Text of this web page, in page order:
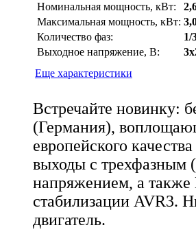
Номинальная мощность, кВт:
Максимальная мощность, кВт:
Количество фаз:
1/
Выходное напряжение, В:
Еще характеристики
Встречайте новинку:
(Германия),
европейского
выходы с трехфазным
напряжением, а
стабилизации AVR3.
двигатель.